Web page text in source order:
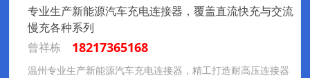
专业生产新能源汽车充电连接器，覆盖直流快充与交流
慢充各种系列
曾祥栋
18217365168
温州专业生产新能源汽车充电连接器，精工打造耐高压连接器